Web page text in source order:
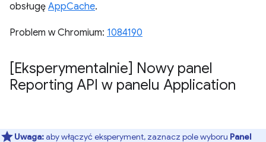
obsługę AppCache.
Problem w Chromium: 1084190
[Eksperymentalnie] Nowy panel
Reporting API w panelu Application
Uwaga:aby włączyć eksperyment, zaznacz pole wyboru Panel